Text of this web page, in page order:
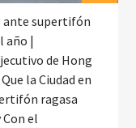
ante supertifón
año |
de Hong
la Ciudad en
ragasa
el